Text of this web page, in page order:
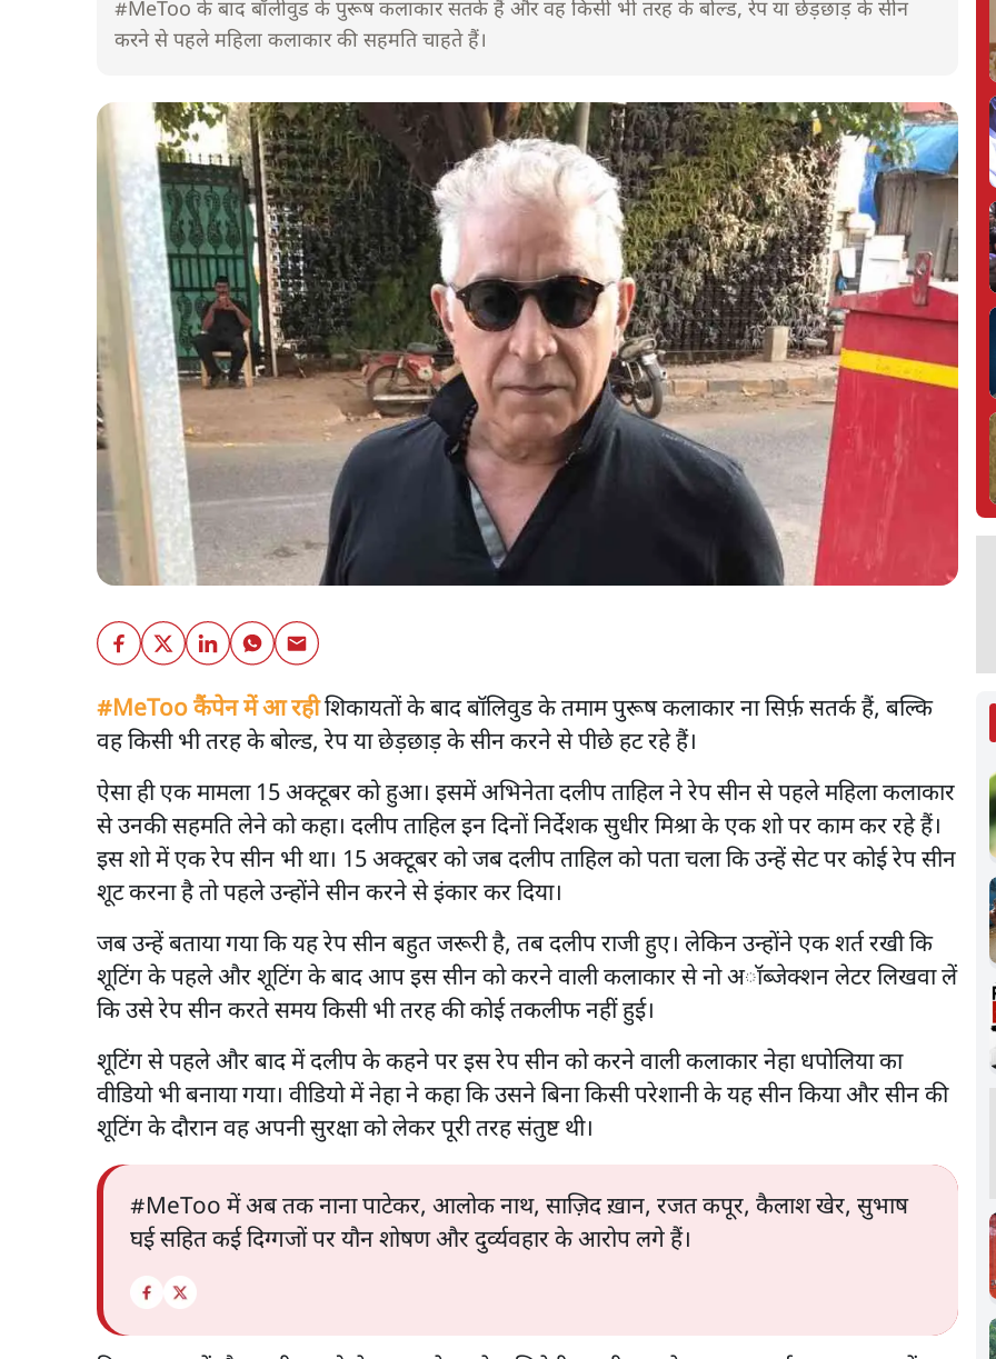
#MeToo के बाद बॉलीवुड के पुरूष कलाकार सतर्क हैं और वह किसी भी तरह के बोल्ड, रेप या छेड़छाड़ के सीन
करने से पहले महिला कलाकार की सहमति चाहते हैं।
#MeToo कैंपेन में आ रहीशिकायतों के बाद बॉलिवुड के तमाम पुरूष कलाकार ना सिर्फ़ सतर्क हैं, बल्कि
वह किसी भी तरह के बोल्ड, रेप या छेड़छाड़ के सीन करने से पीछे हट रहे हैं।
ऐसा ही एक मामला 15 अक्टूबर को हुआ। इसमें अभिनेता दलीप ताहिल ने रेप सीन से पहले महिला कलाकार
से उनकी सहमति लेने को कहा। दलीप ताहिल इन दिनों निर्देशक सुधीर मिश्रा के एक शो पर काम कर रहे हैं।
इस शो में एक रेप सीन भी था। 15 अक्टूबर को जब दलीप ताहिल को पता चला कि उन्हें सेट पर कोई रेप सीन
शूट करना है तो पहले उन्होंने सीन करने से इंकार कर दिया।
जब उन्हें बताया गया कि यह रेप सीन बहुत जरूरी है, तब दलीप राजी हुए। लेकिन उन्होंने एक शर्त रखी कि
शूटिंग के पहले और शूटिंग के बाद आप इस सीन को करने वाली कलाकार से नो अॉब्जेक्शन लेटर लिखवा लें
कि उसे रेप सीन करते समय किसी भी तरह की कोई तकलीफ नहीं हुई।
शूटिंग से पहले और बाद में दलीप के कहने पर इस रेप सीन को करने वाली कलाकार नेहा धपोलिया का
वीडियो भी बनाया गया। वीडियो में नेहा ने कहा कि उसने बिना किसी परेशानी के यह सीन किया और सीन की
शूटिंग के दौरान वह अपनी सुरक्षा को लेकर पूरी तरह संतुष्ट थी।
#MeToo में अब तक नाना पाटेकर, आलोक नाथ, साज़िद ख़ान, रजत कपूर, कैलाश खेर, सुभाष
घई सहित कई दिग्गजों पर यौन शोषण और दुर्व्यवहार के आरोप लगे हैं।